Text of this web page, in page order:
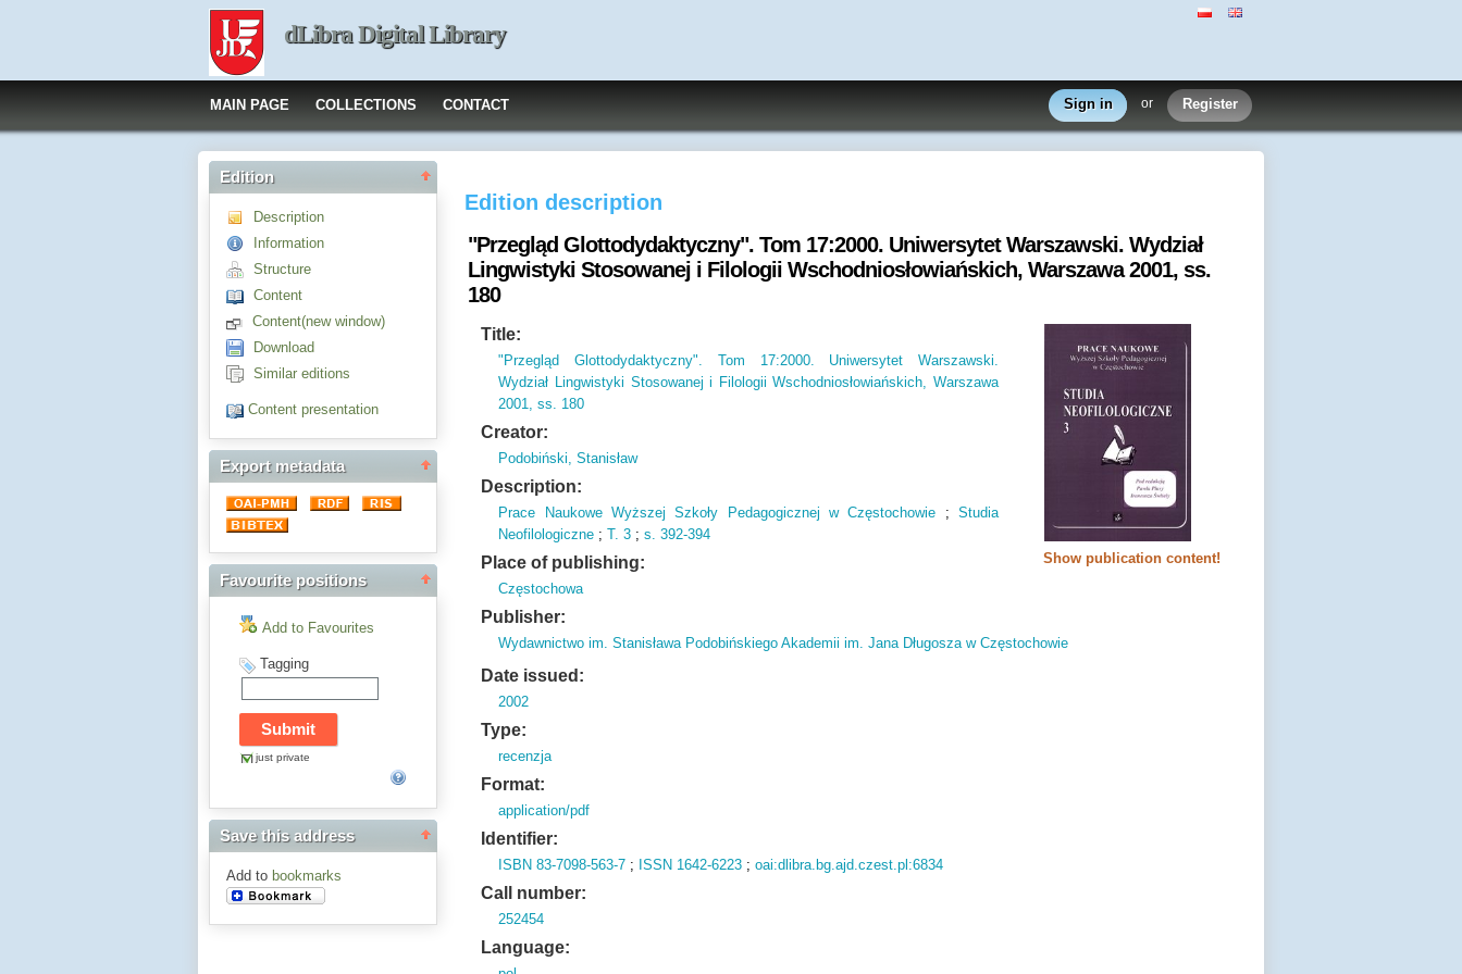
dLibra Digital Library
MAIN PAGE COLLECTIONS CONTACT Sign in or Register
Edition
Description
Information
Structure
Content
Content(new window)
Download
Similar editions
Content presentation
Export metadata
Favourite positions
Add to Favourites
Tagging
just private
Save this address
Add to bookmarks
Edition description
"Przegląd Glottodydaktyczny". Tom 17:2000. Uniwersytet Warszawski. Wydział
Lingwistyki Stosowanej i Filologii Wschodniosłowiańskich, Warszawa 2001, ss.
180
Show publication content!
Title:
"Przegląd Glottodydaktyczny". Tom 17:2000. Uniwersytet Warszawski.
Wydział Lingwistyki Stosowanej i Filologii Wschodniosłowiańskich, Warszawa
2001, ss. 180
Creator:
Podobiński, Stanisław
Description:
Prace Naukowe Wyższej Szkoły Pedagogicznej w Częstochowie ;Studia
Neofilologiczne ;T. 3 ;s. 392-394
Place of publishing:
Częstochowa
Publisher:
Wydawnictwo im. Stanisława Podobińskiego Akademii im. Jana Długosza w Częstochowie
Date issued:
2002
Type:
recenzja
Format:
application/pdf
Identifier:
ISBN 83-7098-563-7 ; ISSN 1642-6223 ;oai:dlibra.bg.ajd.czest.pl:6834
Call number:
252454
Language: